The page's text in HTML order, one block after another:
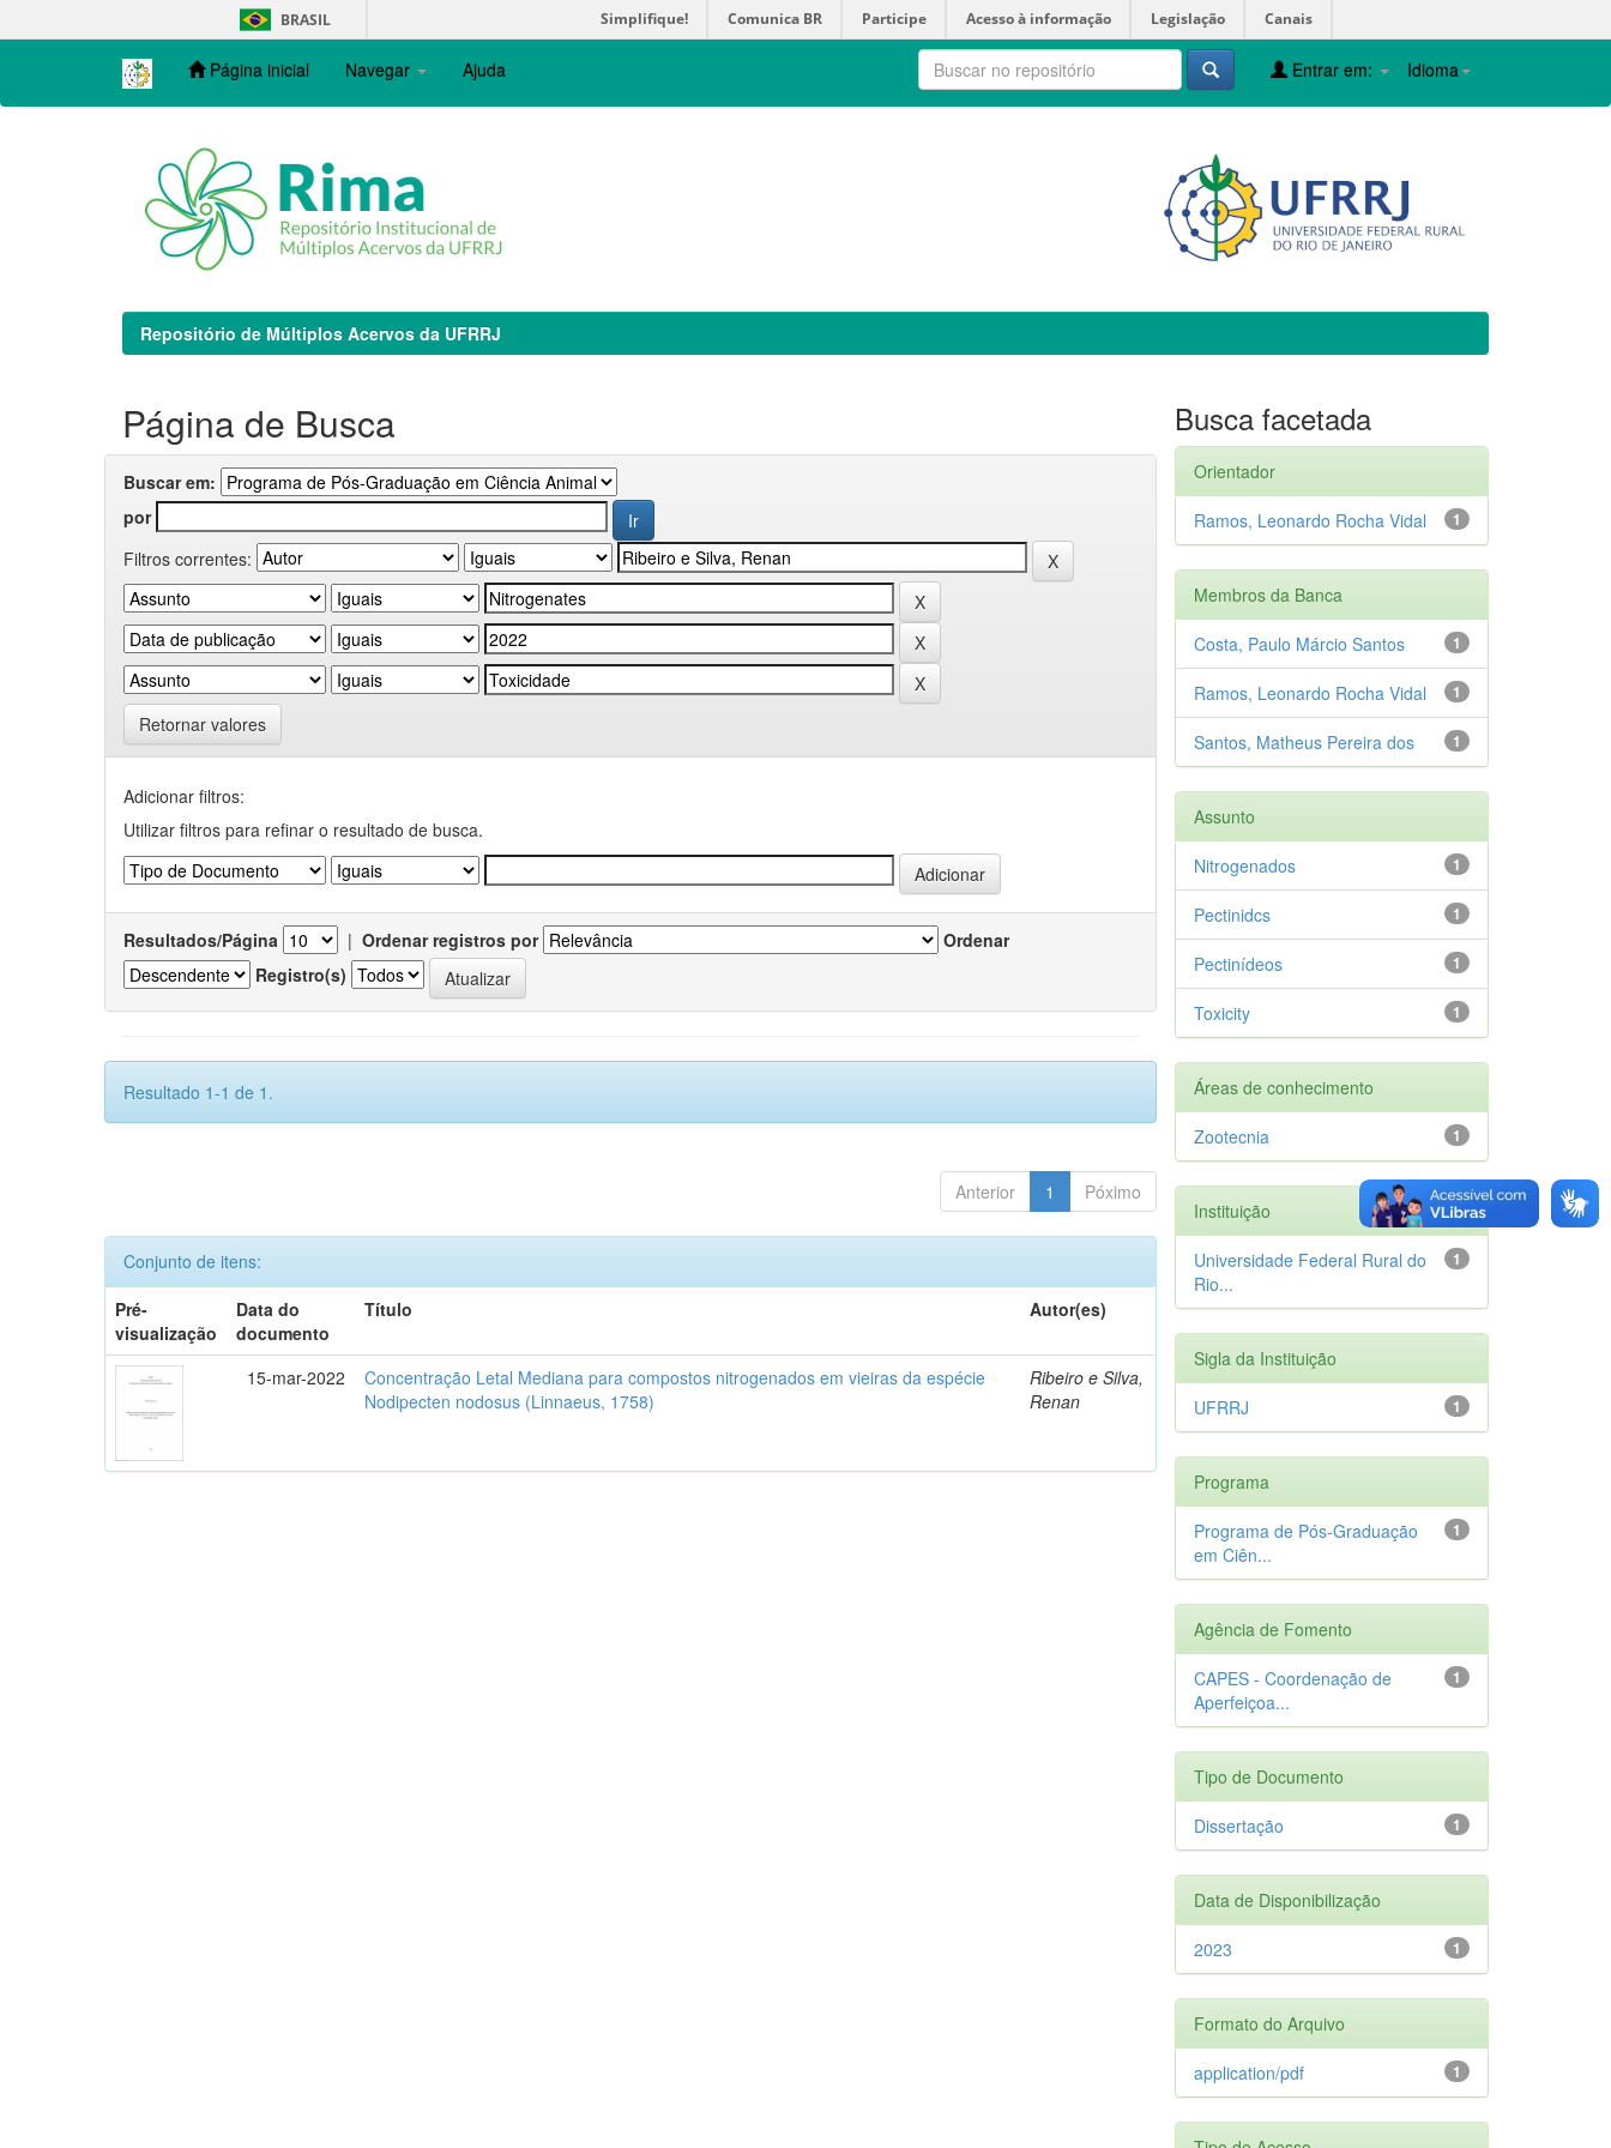
navigation
BRASIL Simplifique! Comunica BR Participe Acesso à informação Legislação Canais
Página inicial Navegar Ajuda Idioma
Entrar em:
Repositório de Múltiplos Acervos da UFRRJ
Página de Busca
Buscar em:
por
Filtros correntes:
Retornar valores
Adicionar filtros:
Utilizar filtros para refinar o resultado de busca.
Resultados/Página | Ordenar registros por
Ordenar
Registro(s)
Resultado 1-1 de 1.
Anterior 1 Póximo
Conjunto de itens:
Pré-
visualização
Data do
documento
Título Autor(es)
15-mar-2022
Concentração Letal Mediana para compostos nitrogenados em vieiras da espécie
Nodipecten nodosus (Linnaeus, 1758)
Ribeiro e Silva,
Renan
Busca facetada
Orientador
1
Ramos, Leonardo Rocha Vidal
Membros da Banca
1
Costa, Paulo Márcio Santos
1
Ramos, Leonardo Rocha Vidal
1
Santos, Matheus Pereira dos
Assunto
1
Nitrogenados
1
Pectinidcs
1
Pectinídeos
1
Toxicity
Áreas de conhecimento
1
Zootecnia
Instituição
1
Universidade Federal Rural do
Rio...
Sigla da Instituição
1
UFRRJ
Programa
1
Programa de Pós-Graduação
em Ciên...
Agência de Fomento
1
CAPES - Coordenação de
Aperfeiçoa...
Tipo de Documento
1
Dissertação
Data de Disponibilização
1
2023
Formato do Arquivo
1
application/pdf